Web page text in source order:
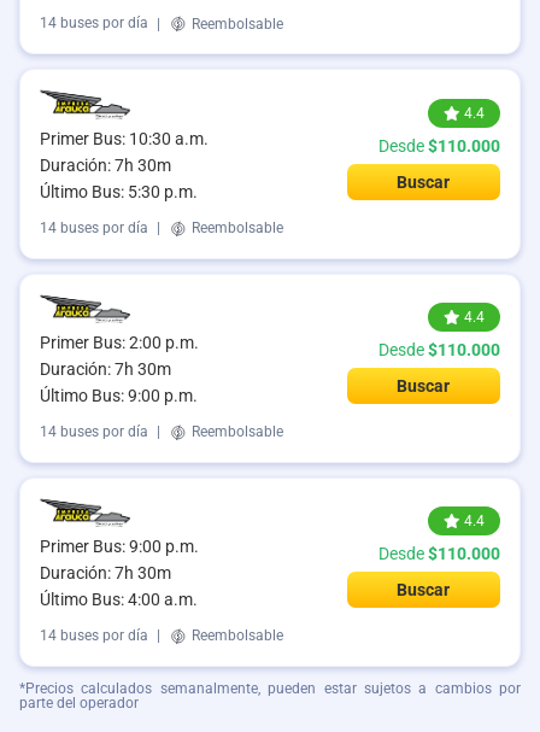
14 buses por día | Reembolsable
Primer Bus: 10:30 a.m.
Duración: 7h 30m
Último Bus: 5:30 p.m.
4.4
Desde$110.000
Buscar
14 buses por día | Reembolsable
Primer Bus: 2:00 p.m.
Duración: 7h 30m
Último Bus: 9:00 p.m.
4.4
Desde$110.000
Buscar
14 buses por día Reembolsable
Primer Bus: 9:00 p.m.
Duración: 7h 30m
Último Bus: 4:00 a.m.
4.4
Desde$110.000
Buscar
14 buses por día Reembolsable
*Precios calculados semanalmente, pueden estar sujetos a cambios por
parte del operador